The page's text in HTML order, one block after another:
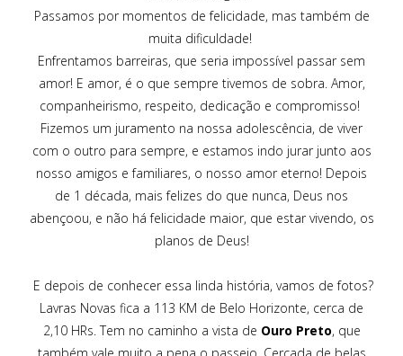
Passamos por momentos de felicidade, mas também de
muita dificuldade!
Enfrentamos barreiras, que seria impossível passar sem
amor! E amor, é o que sempre tivemos de sobra. Amor,
companheirismo, respeito, dedicação e compromisso!
Fizemos um juramento na nossa adolescência, de viver
com o outro para sempre, e estamos indo jurar junto aos
nosso amigos e familiares, o nosso amor eterno! Depois
de 1 década, mais felizes do que nunca, Deus nos
abençoou, e não há felicidade maior, que estar vivendo, os
planos de Deus!
E depois de conhecer essa linda história, vamos de fotos?
Lavras Novas fica a 113 KM de Belo Horizonte, cerca de
2,10 HRs. Tem no caminho a vista de Ouro Preto, que